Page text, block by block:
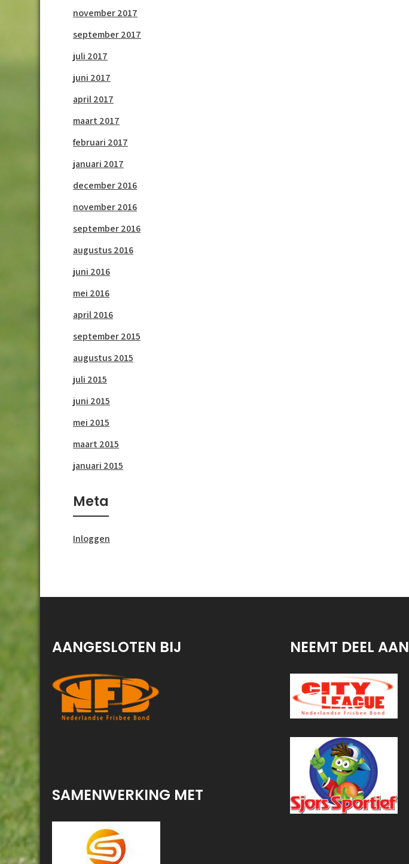
november 2017
september 2017
juli 2017
juni 2017
april 2017
maart 2017
februari 2017
januari 2017
december 2016
november 2016
september 2016
augustus 2016
juni 2016
mei 2016
april 2016
september 2015
augustus 2015
juli 2015
juni 2015
mei 2015
maart 2015
januari 2015
Meta
Inloggen
AANGESLOTEN BIJ
SAMENWERKING MET
NEEMT DEEL AAN